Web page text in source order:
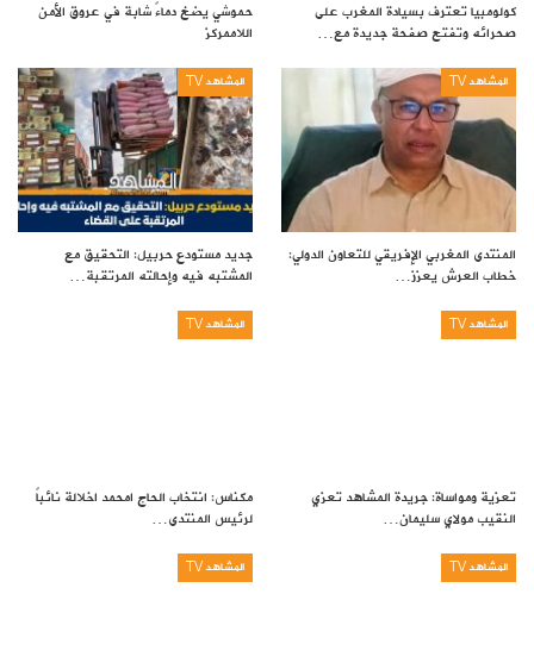
كولومبيا تعترف بسيادة المغرب على
صحرائه وتفتح صفحة جديدة مع…
حموشي يضخ دماءً شابة في عروق الأمن
اللاممركز
المشاهد TV
المنتدى المغربي الإفريقي للتعاون الدولي:
خطاب العرش يعزز…
المشاهد TV
جديد مستودع حربيل: التحقيق مع
المشتبه فيه وإحالته المرتقبة…
المشاهد TV
تعزية ومواساة: جريدة المشاهد تعزي
النقيب مولاي سليمان…
المشاهد TV
مكناس: انتخاب الحاج امحمد اخلالة نائباً
لرئيس المنتدى…
المشاهد TV المشاهد TV